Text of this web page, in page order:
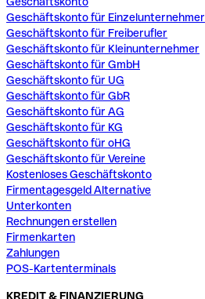
Geschäftskonto für Einzelunternehmer
Geschäftskonto für Freiberufler
Geschäftskonto für Kleinunternehmer
Geschäftskonto für GmbH
Geschäftskonto für UG
Geschäftskonto für GbR
Geschäftskonto für AG
Geschäftskonto für KG
Geschäftskonto für oHG
Geschäftskonto für Vereine
Kostenloses Geschäftskonto
Firmentagesgeld Alternative
Unterkonten
Rechnungen erstellen
Firmenkarten
Zahlungen
POS-Kartenterminals
KREDIT & FINANZIERUNG